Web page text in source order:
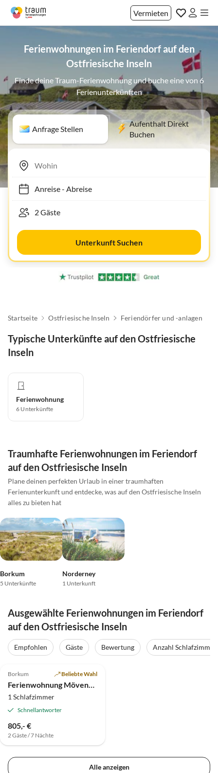
Vermieten
Ferienwohnungen im Feriendorf auf den
Ostfriesische Inseln
Finde deine Traum-Ferienwohnung und buche eine von 6
Ferienunterkünften
Anfrage Stellen
Aufenthalt Direkt
Buchen
Anreise- Abreise
Unterkunft Suchen
Startseite Ostfriesische Inseln Feriendörfer und -anlagen
Typische Unterkünfte auf den Ostfriesische
Inseln
Ferienwohnung
6 Unterkünfte
Traumhafte Ferienwohnungen im Feriendorf
auf den Ostfriesische Inseln
Plane deinen perfekten Urlaub in einer traumhaften
Ferienunterkunft und entdecke, was auf den Ostfriesische Inseln
alles zu bieten hat
Borkum
5 Unterkünfte
Norderney
1 Unterkunft
Ausgewählte Ferienwohnungen im Feriendorf
auf den Ostfriesische Inseln
Empfohlen Gäste Bewertung
Anzahl Schlafzimmer
Borkum Beliebte Wahl
1 Schlafzimmer
Schnellantworter
805,- €
2 Gäste / 7 Nächte
Alle anzeigen